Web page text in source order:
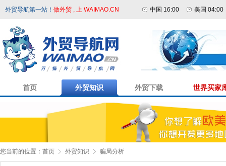
外贸导航第一站！ 做外贸 , 上 WAIMAO.CN 中国 16:00 美国 04:00
首页 外贸知识 外贸下载 世界买家
您当前的位置： 首页 外贸知识 骗局分析